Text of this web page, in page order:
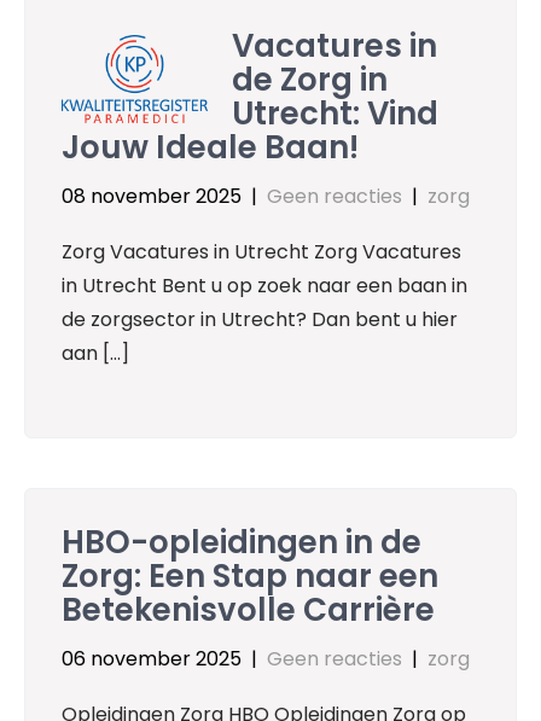
Vacatures in
de Zorg in
Utrecht: Vind
Jouw Ideale Baan!
08 november 2025 | Geen reacties | zorg
Zorg Vacatures in Utrecht Zorg Vacatures
in Utrecht Bent u op zoek naar een baan in
de zorgsector in Utrecht? Dan bent u hier
aan […]
HBO-opleidingen in de
Zorg: Een Stap naar een
Betekenisvolle Carrière
06 november 2025 | Geen reacties | zorg
Opleidingen Zorg HBO Opleidingen Zorg op